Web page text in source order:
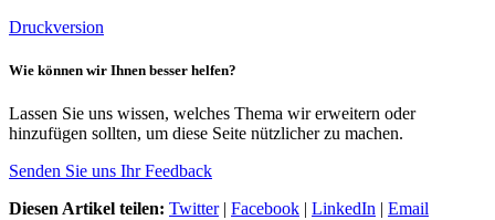
Druckversion
Wie können wir Ihnen besser helfen?
Lassen Sie uns wissen, welches Thema wir erweitern oder
hinzufügen sollten, um diese Seite nützlicher zu machen.
Senden Sie uns Ihr Feedback
Diesen Artikel teilen: Twitter| Facebook | LinkedIn | Email